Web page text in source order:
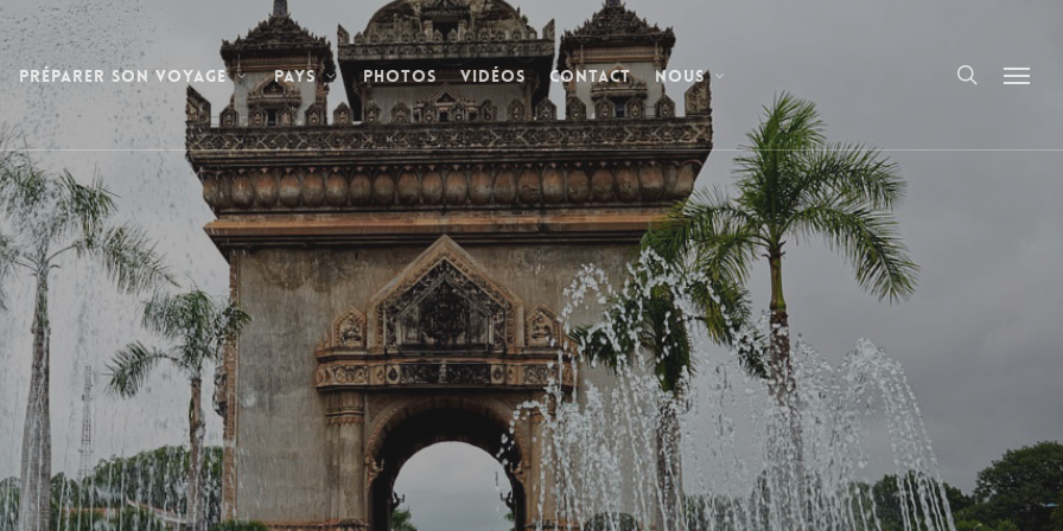
Préparer son voyage Pays Photos Vidéos Contact Nous